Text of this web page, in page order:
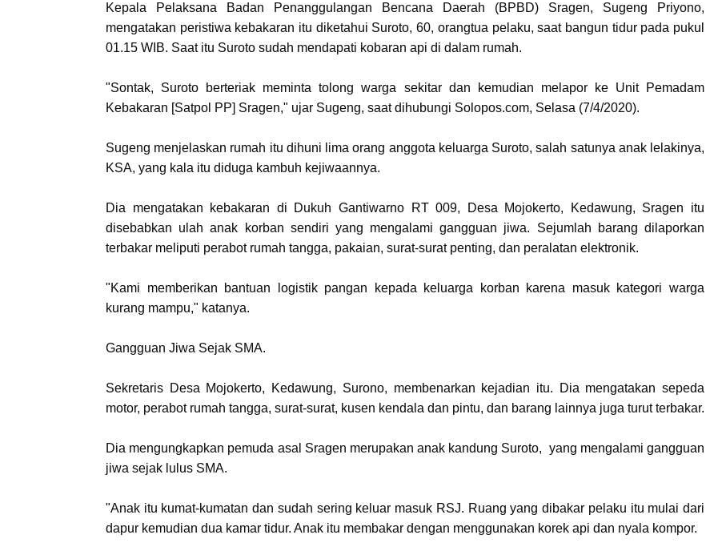
Kepala Pelaksana Badan Penanggulangan Bencana Daerah (BPBD) Sragen, Sugeng Priyono,
mengatakan peristiwa kebakaran itu diketahui Suroto, 60, orangtua pelaku, saat bangun tidur pada pukul
01.15 WIB. Saat itu Suroto sudah mendapati kobaran api di dalam rumah.
"Sontak, Suroto berteriak meminta tolong warga sekitar dan kemudian melapor ke Unit Pemadam
Kebakaran [Satpol PP] Sragen," ujar Sugeng, saat dihubungi Solopos.com, Selasa (7/4/2020).
Sugeng menjelaskan rumah itu dihuni lima orang anggota keluarga Suroto, salah satunya anak lelakinya,
KSA, yang kala itu diduga kambuh kejiwaannya.
Dia mengatakan kebakaran di Dukuh Gantiwarno RT 009, Desa Mojokerto, Kedawung, Sragen itu
disebabkan ulah anak korban sendiri yang mengalami gangguan jiwa. Sejumlah barang dilaporkan
terbakar meliputi perabot rumah tangga, pakaian, surat-surat penting, dan peralatan elektronik.
"Kami memberikan bantuan logistik pangan kepada keluarga korban karena masuk kategori warga
kurang mampu," katanya.
Gangguan Jiwa Sejak SMA.
Sekretaris Desa Mojokerto, Kedawung, Surono, membenarkan kejadian itu. Dia mengatakan sepeda
motor, perabot rumah tangga, surat-surat, kusen kendala dan pintu, dan barang lainnya juga turut terbakar.
Dia mengungkapkan pemuda asal Sragen merupakan anak kandung Suroto, yang mengalami gangguan
jiwa sejak lulus SMA.
"Anak itu kumat-kumatan dan sudah sering keluar masuk RSJ. Ruang yang dibakar pelaku itu mulai dari
dapur kemudian dua kamar tidur. Anak itu membakar dengan menggunakan korek api dan nyala kompor.